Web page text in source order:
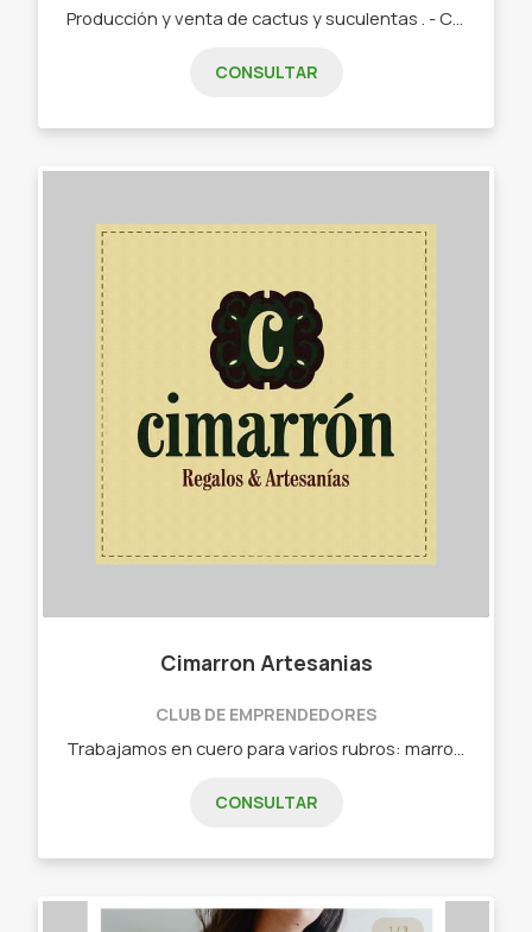
CONSULTAR
Cimarron Artesanias
CLUB DE EMPRENDEDORES
CONSULTAR